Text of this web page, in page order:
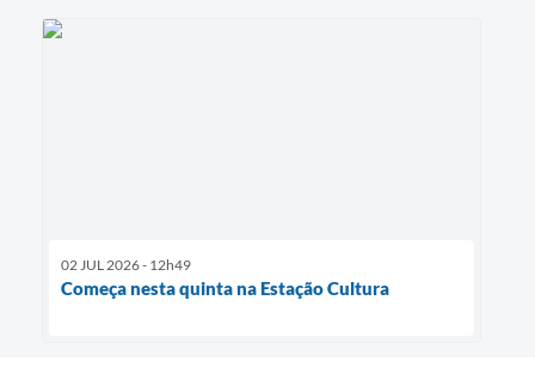
02 JUL 2026 - 12h49
Começa nesta quinta na Estação Cultura